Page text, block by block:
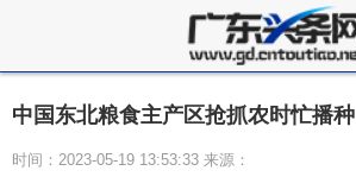
中国东北粮食主产区抢抓农时忙播种
时间：2023-05-19 13:53:33 来源：